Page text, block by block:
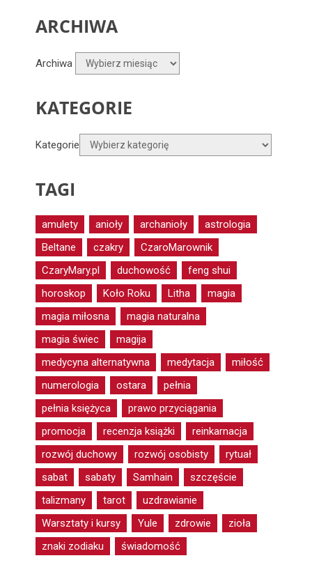
ARCHIWA
Archiwa
KATEGORIE
Kategorie
TAGI
amulety anioły archanioły
astrologia
Beltane
czakry
CzaroMarownik
CzaryMary.pl
duchowość
feng shui
horoskop
Koło Roku Litha
magia
magia miłosna
magia naturalna
magia świec
magija
medycyna alternatywna
medytacja
miłość
numerologia
ostara
pełnia
pełnia księżyca
prawo przyciągania
promocja
recenzja książki
reinkarnacja
rozwój duchowy
rozwój osobisty
rytuał
sabat
sabaty Samhain
szczęście
talizmany
tarot
uzdrawianie
Warsztaty i kursy
Yule zdrowie
zioła
znaki zodiaku
świadomość